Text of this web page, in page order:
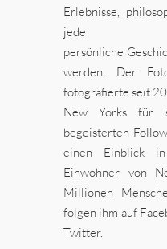
Erlebnisse,
jede
persönliche
werden. Der
fotografierte seit
New Yorks für
begeisterten
einen Einblick
Einwohner von
Millionen
folgen ihm auf
Twitter.